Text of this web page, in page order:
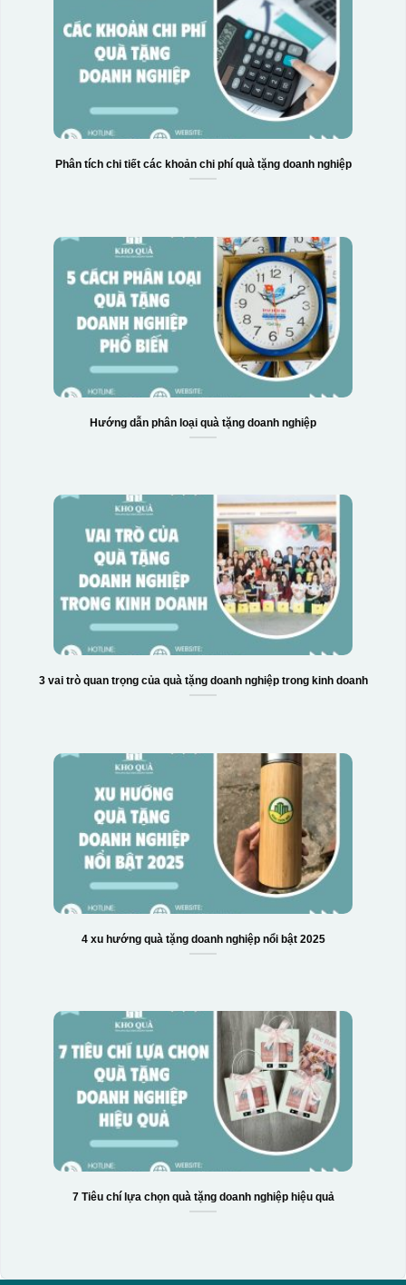
Hộp xi 6 bát cơm
Phân tích chi tiết các khoản chi phí quà tặng doanh nghiệp
Hướng dẫn phân loại quà tặng doanh nghiệp
3 vai trò quan trọng của quà tặng doanh nghiệp trong kinh doanh
4 xu hướng quà tặng doanh nghiệp nổi bật 2025
7 Tiêu chí lựa chọn quà tặng doanh nghiệp hiệu quả